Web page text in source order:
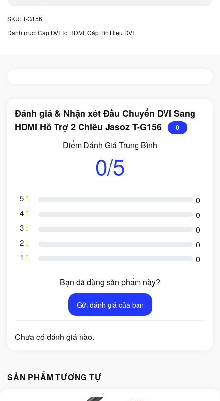
SKU:T-G156
Danh mục:Cáp DVI To HDMI, Cáp Tín Hiệu DVI
Đánh giá & Nhận xét Đầu Chuyển DVI Sang
HDMI Hỗ Trợ 2 Chiều Jasoz T-G156
0
Điểm Đánh Giá Trung Bình
0/5
5 0
4 0
3 0
2 0
1 0
Bạn đã dùng sản phẩm này?
Gửi đánh giá của bạn
Chưa có đánh giá nào.
SẢN PHẨM TƯƠNG TỰ